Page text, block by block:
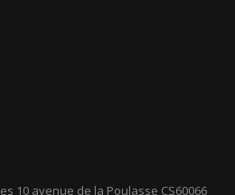
10 avenue de la Poulasse CS60066